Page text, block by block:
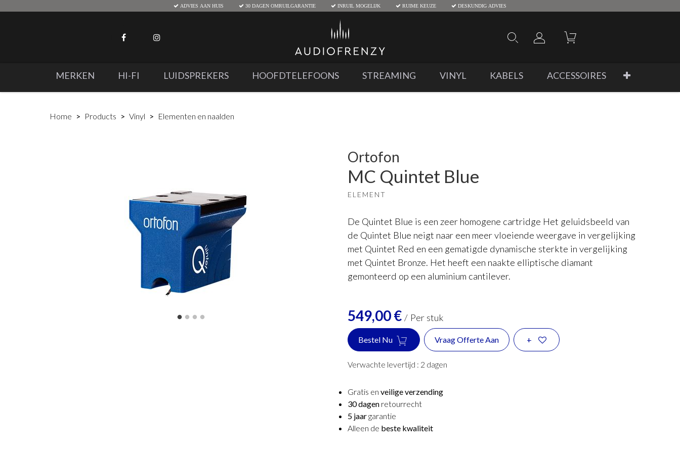
ADVIES AAN HUIS 30 DAGEN OMRUILGARANTIE INRUIL MOGELIJK RUIME KEUZE DESKUNDIG ADVIES
MERKEN HI-FI LUIDSPREKERS HOOFDTELEFOONS STREAMING VINYL KABELS ACCESSOIRES
Home Products Vinyl Elementen en naalden
Ortofon
MC Quintet Blue
ELEMENT
De Quintet Blue is een zeer homogene cartridge Het geluidsbeeld van
de Quintet Blue neigt naar een meer vloeiende weergave in vergelijking
met Quintet Red en een gematigde dynamische sterkte in vergelijking
met Quintet Bronze. Het heeft een naakte elliptische diamant
gemonteerd op een aluminium cantilever.
549,00€ / Per stuk
Bestel Nu Vraag Offerte Aan +
Verwachte levertijd : 2 dagen
Gratis en veilige verzending
30 dagen retourrecht
5 jaargarantie
Alleen de beste kwaliteit